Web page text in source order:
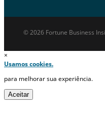
© 2026 Fortune Business
×
Usamos cookies.
para melhorar sua experiência.
Aceitar